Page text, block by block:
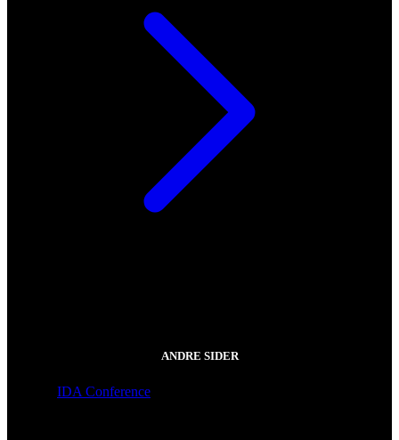
ANDRE SIDER
IDA Conference